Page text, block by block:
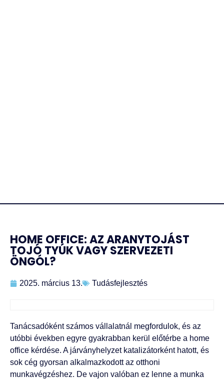
HOME OFFICE: AZ ARANYTOJÁST
TOJÓ TYÚK VAGY SZERVEZETI
ÖNGÓL?
2025. március 13. Tudásfejlesztés
Tanácsadóként számos vállalatnál megfordulok, és az
utóbbi években egyre gyakrabban kerül előtérbe a home
office kérdése. A járványhelyzet katalizátorként hatott, és
sok cég gyorsan alkalmazkodott az otthoni
munkavégzéshez. De vajon valóban ez lenne a munka